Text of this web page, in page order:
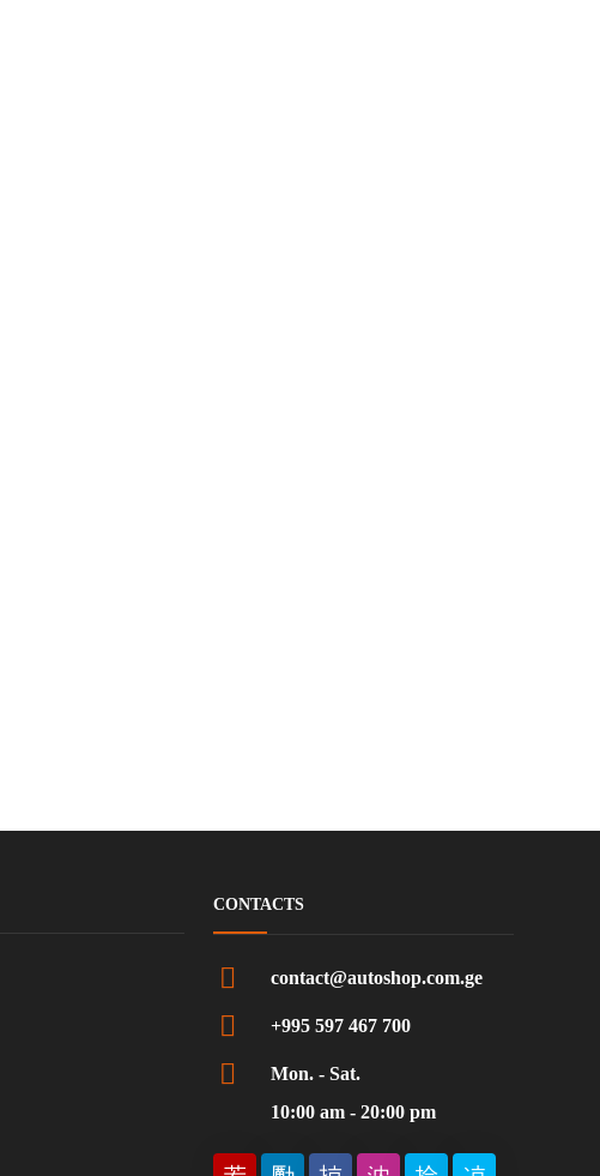
CONTACTS
contact@autoshop.com.ge
+995 597 467 700
Mon. - Sat.
10:00 am - 20:00 pm